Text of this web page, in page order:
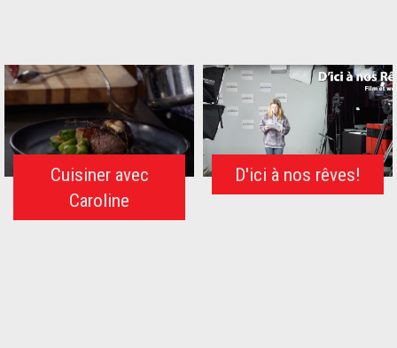
Cuisiner avec
Caroline
D'ici à nos rêves!